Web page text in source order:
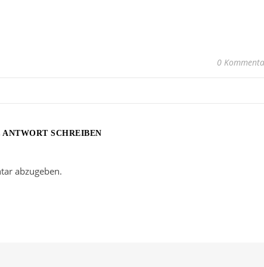
0
ANTWORT SCHREIBEN
abzugeben.